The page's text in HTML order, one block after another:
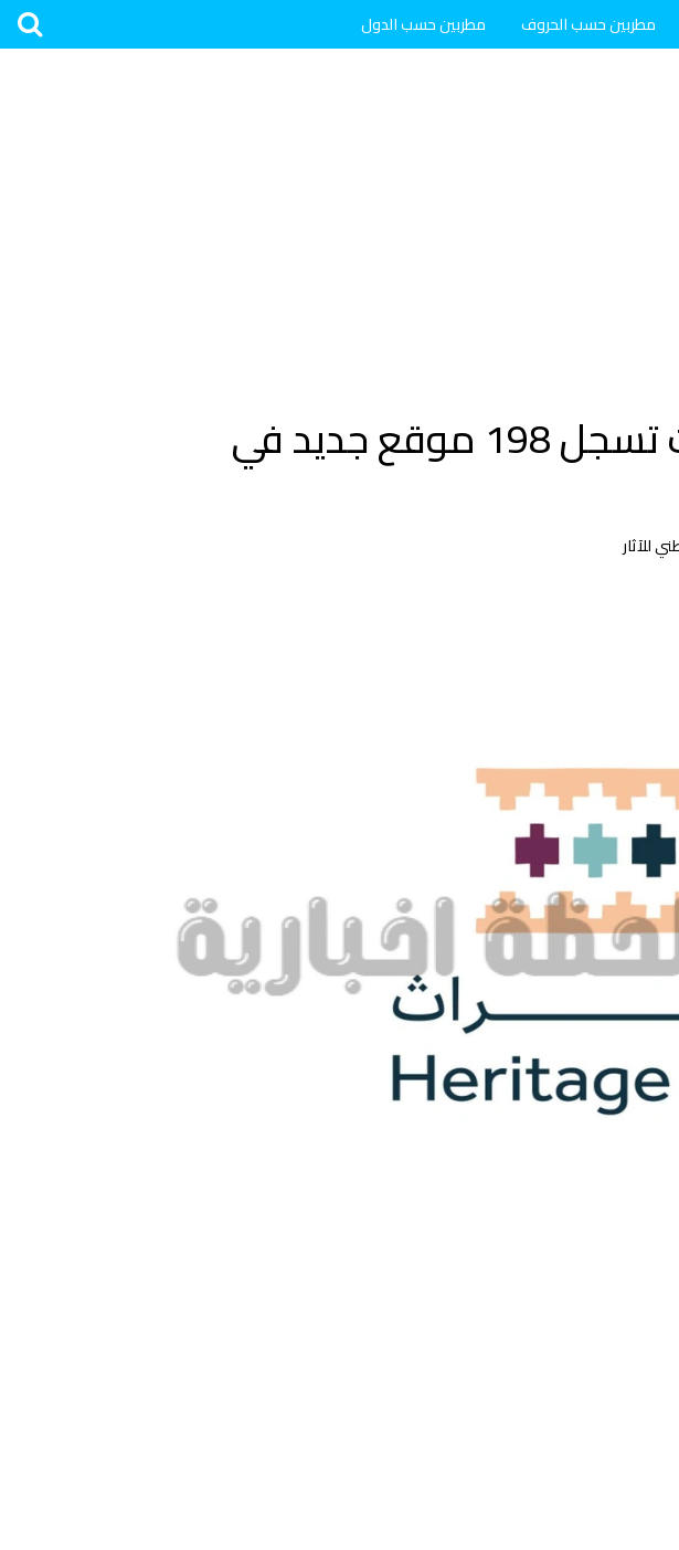
مطربين حسب الحروف مطربين حسب الدول
198 عقار جديد في السعودية!! هيئة التراث تسجل 198 موقع جديد في